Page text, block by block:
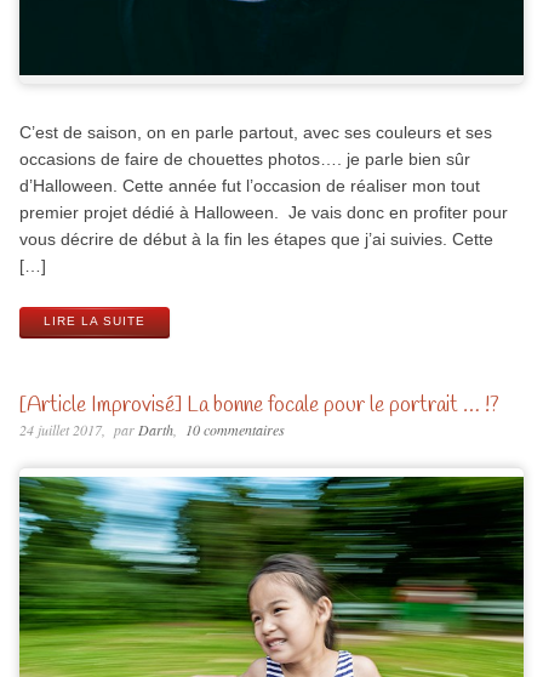
C’est de saison, on en parle partout, avec ses couleurs et ses
occasions de faire de chouettes photos…. je parle bien sûr
d’Halloween. Cette année fut l’occasion de réaliser mon tout
premier projet dédié à Halloween. Je vais donc en profiter pour
vous décrire de début à la fin les étapes que j’ai suivies. Cette
[…]
LIRE LA SUITE
[Article Improvisé] La bonne focale pour le portrait … !?
24 juillet 2017 par Darth 10 commentaires